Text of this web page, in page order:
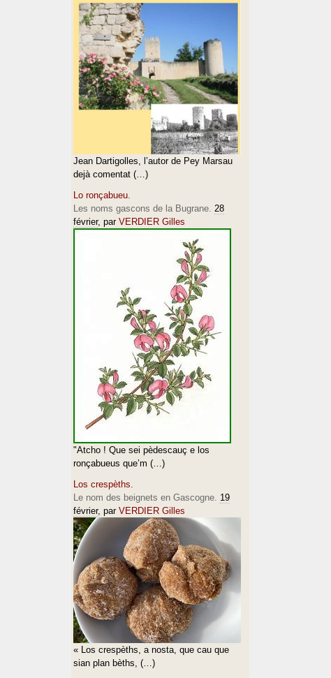
Jean Dartigolles, l’autor de Pey Marsau
dejà comentat (…)
Lo ronçabueu.
Les noms gascons de la Bugrane. 28
février, par VERDIER Gilles
"Atcho ! Que sei pèdescauç e los
ronçabueus que’m (…)
Los crespèths.
Le nom des beignets en Gascogne. 19
février, par VERDIER Gilles
« Los crespèths, a nosta, que cau que
sian plan bèths, (…)